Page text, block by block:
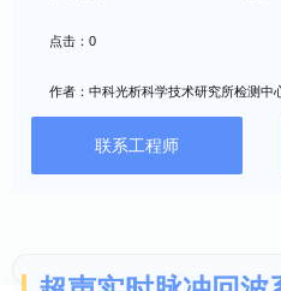
点击：0
作者：中科光析科学技术研究所检测中
联系工程师